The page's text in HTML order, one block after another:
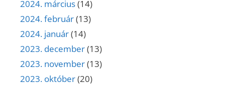
2024. március(14)
2024. február(13)
2024. január(14)
2023. december(13)
2023. november(13)
2023. október(20)